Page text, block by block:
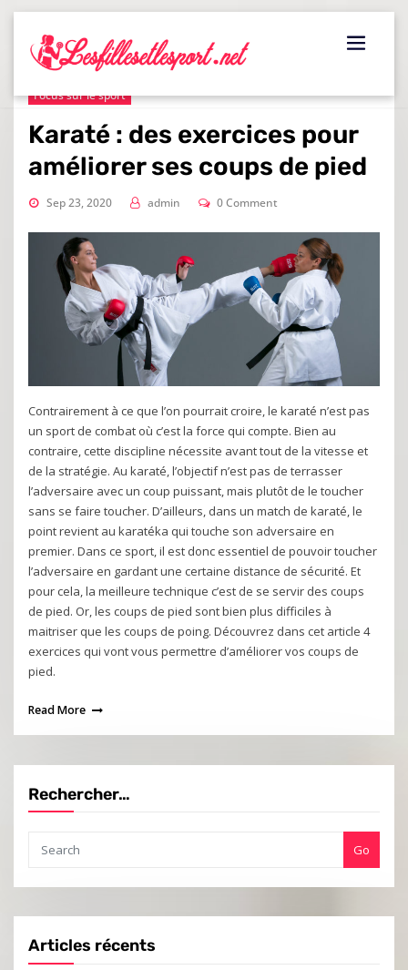
Skip
content
Focus sur le sport
Karaté : des exercices pour
améliorer ses coups de pied
Sep 23, 2020 admin 0 Comment
Contrairement à ce que l’on pourrait croire, le karaté n’est pas
un sport de combat où c’est la force qui compte. Bien au
contraire, cette discipline nécessite avant tout de la vitesse et
de la stratégie. Au karaté, l’objectif n’est pas de terrasser
l’adversaire avec un coup puissant, mais plutôt de le toucher
sans se faire toucher. D’ailleurs, dans un match de karaté, le
point revient au karatéka qui touche son adversaire en
premier. Dans ce sport, il est donc essentiel de pouvoir toucher
l’adversaire en gardant une certaine distance de sécurité. Et
pour cela, la meilleure technique c’est de se servir des coups
de pied. Or, les coups de pied sont bien plus difficiles à
maitriser que les coups de poing. Découvrez dans cet article 4
exercices qui vont vous permettre d’améliorer vos coups de
pied.
Read More
Rechercher…
Go
Articles récents